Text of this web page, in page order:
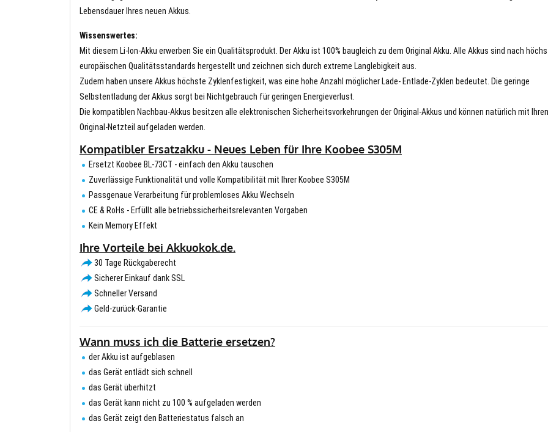
Lebensdauer Ihres neuen Akkus.
Wissenswertes:
Mit diesem Li-Ion-Akku erwerben Sie ein Qualitätsprodukt. Der Akku ist 100% baugleich zu dem Original Akku. Alle Akkus sind nach
europäischen Qualitätsstandards hergestellt und zeichnen sich durch extreme Langlebigkeit aus.
Zudem haben unsere Akkus höchste Zyklenfestigkeit, was eine hohe Anzahl möglicher Lade- Entlade-Zyklen bedeutet. Die geringe
Selbstentladung der Akkus sorgt bei Nichtgebrauch für geringen Energieverlust.
Die kompatiblen Nachbau-Akkus besitzen alle elektronischen Sicherheitsvorkehrungen der Original-Akkus und können natürlich mit
Original-Netzteil aufgeladen werden.
Kompatibler Ersatzakku - Neues Leben für Ihre Koobee S305M
Ersetzt Koobee BL-73CT - einfach den Akku tauschen
Zuverlässige Funktionalität und volle Kompatibilität mit Ihrer Koobee S305M
Passgenaue Verarbeitung für problemloses Akku Wechseln
CE & RoHs - Erfüllt alle betriebssicherheitsrelevanten Vorgaben
Kein Memory Effekt
Ihre Vorteile bei Akkuokok.de.
30 Tage Rückgaberecht
Sicherer Einkauf dank SSL
Schneller Versand
Geld-zurück-Garantie
Wann muss ich die Batterie ersetzen?
der Akku ist aufgeblasen
das Gerät entlädt sich schnell
das Gerät überhitzt
das Gerät kann nicht zu 100 % aufgeladen werden
das Gerät zeigt den Batteriestatus falsch an